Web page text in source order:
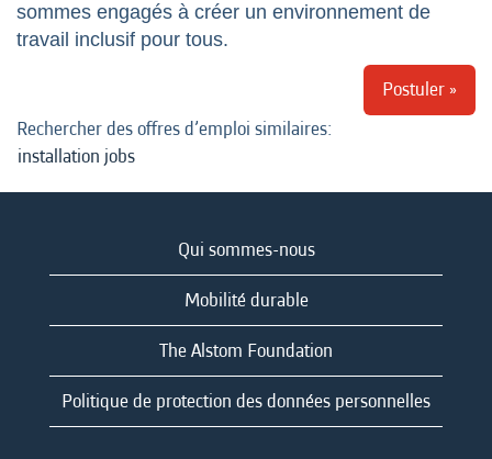
sommes engagés à créer un environnement de
travail inclusif pour tous.
Postuler »
Rechercher des offres d’emploi similaires:
installation jobs
Qui sommes-nous
Mobilité durable
The Alstom Foundation
Politique de protection des données personnelles